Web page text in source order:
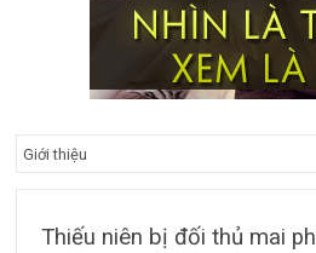
Thiếu niên bị đối thủ mai